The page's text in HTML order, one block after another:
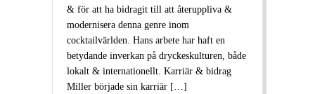
& för att ha bidragit till att återuppliva &
modernisera denna genre inom
cocktailvärlden. Hans arbete har haft en
betydande inverkan på dryckeskulturen, både
lokalt & internationellt. Karriär & bidrag
Miller började sin karriär […]